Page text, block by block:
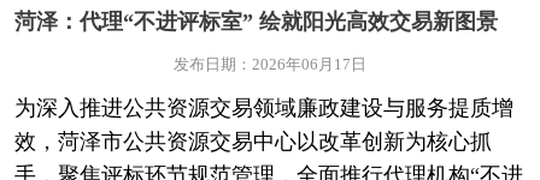
成都市 广元市 绵阳市 德阳市 南充市 广安市
遂宁市
菏泽：代理“不进评标室” 绘就阳光高效交易新图景
发布日期：2026年06月17日
为深入推进公共资源交易领域廉政建设与服务提质增
效，菏泽市公共资源交易中心以改革创新为核心抓
手，聚焦评标环节规范管理，全面推行代理机构“不进